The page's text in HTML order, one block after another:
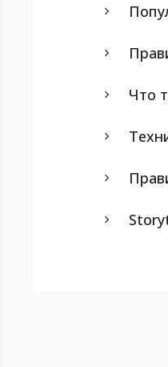
Что